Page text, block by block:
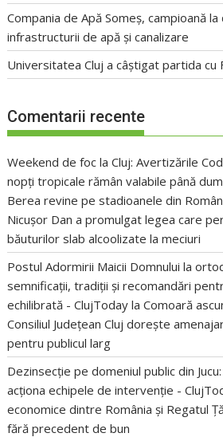
Compania de Apă Someș, campioană
infrastructurii de apă și canalizare
Universitatea Cluj a câștigat partida cu
Comentarii recente
Weekend de foc la Cluj: Avertizările
nopți tropicale rămân valabile până
Berea revine pe stadioanele din
Nicușor Dan a promulgat legea care
băuturilor slab alcoolizate la meciuri
Postul Adormirii Maicii Domnului la
semnificații, tradiții și recomandări
echilibrată - ClujToday laComoară
Consiliul Județean Cluj dorește
pentru publicul larg
Dezinsecție pe domeniul public din
acționa echipele de intervenție -
economice dintre România și Regatul
fără precedent de bun